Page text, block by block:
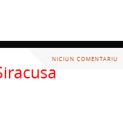
NICIUN COMENTARIU